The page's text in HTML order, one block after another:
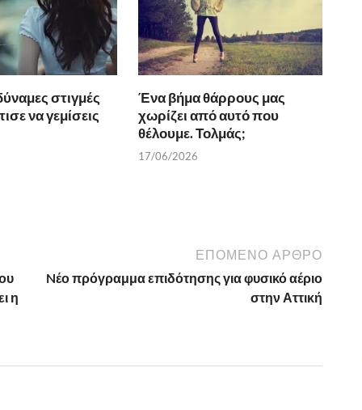
στιγμές
να γεμίσεις
Ένα βήμα θάρρους μας
χωρίζει από αυτό που
θέλουμε. Τολμάς;
17/06/2026
η
ΕΠΌΜΕΝΟ ΆΡΘΡΟ
Nέο πρόγραμμα επιδότησης για φυσικό αέριο
στην Αττική